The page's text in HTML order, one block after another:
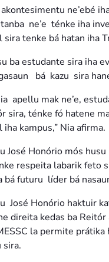
akontesimentu ne’ebé
ne’e ténke iha
sira tenke bá hatan iha
ba estudante sira iha
bá kazu sira
apellu mak ne’e,
sira, ténke fó hatene
iha kampus,” Nia afirma.
José Honório mós
respeita labarik feto
bá futuru líder bá
José Honório haktuir
direita kedas ba Reitór
la permite prátika
sira.